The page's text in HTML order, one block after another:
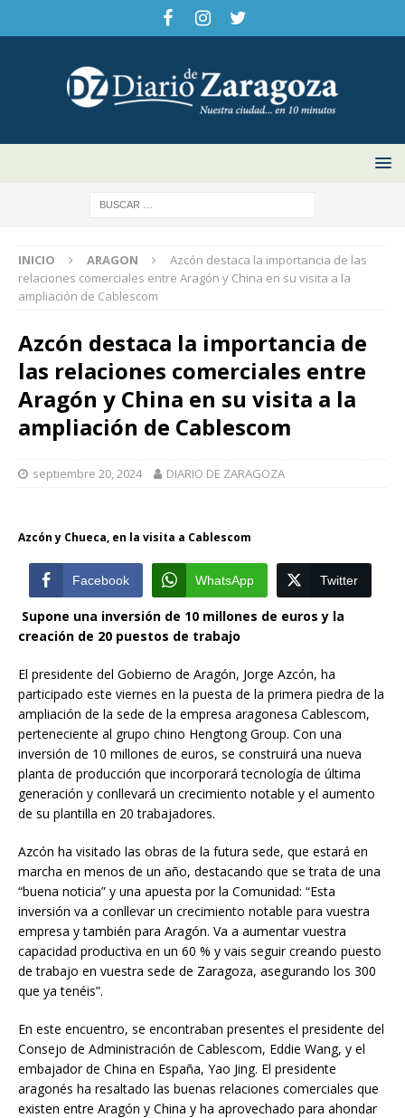
INICIO ARAGON
Azcón destaca la importancia de las
relaciones comerciales entre Aragón y China en su visita a la
ampliación de Cablescom
Azcón destaca la importancia de
las relaciones comerciales entre
Aragón y China en su visita a la
ampliación de Cablescom
septiembre 20, 2024 DIARIO DE ZARAGOZA
Azcón y Chueca, en la visita a Cablescom
Facebook WhatsApp Twitter
Supone una inversión de 10 millones de euros y la
creación de 20 puestos de trabajo
El presidente del Gobierno de Aragón, Jorge Azcón, ha
participado este viernes en la puesta de la primera piedra de la
ampliación de la sede de la empresa aragonesa Cablescom,
perteneciente al grupo chino Hengtong Group. Con una
inversión de 10 millones de euros, se construirá una nueva
planta de producción que incorporará tecnología de última
generación y conllevará un crecimiento notable y el aumento
de su plantilla en 20 trabajadores.
Azcón ha visitado las obras de la futura sede, que estará en
marcha en menos de un año, destacando que se trata de una
“buena noticia” y una apuesta por la Comunidad: “Esta
inversión va a conllevar un crecimiento notable para vuestra
empresa y también para Aragón. Va a aumentar vuestra
capacidad productiva en un 60 % y vais seguir creando puesto
de trabajo en vuestra sede de Zaragoza, asegurando los 300
que ya tenéis”.
En este encuentro, se encontraban presentes el presidente del
Consejo de Administración de Cablescom, Eddie Wang, y el
embajador de China en España, Yao Jing. El presidente
aragonés ha resaltado las buenas relaciones comerciales que
existen entre Aragón y China y ha aprovechado para ahondar